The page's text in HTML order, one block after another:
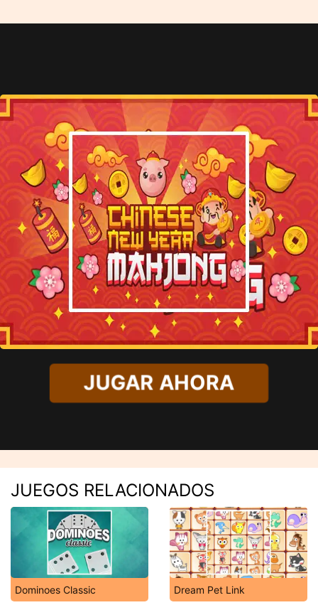
JUGAR AHORA
JUEGOS RELACIONADOS
Dominoes Classic Dream Pet Link